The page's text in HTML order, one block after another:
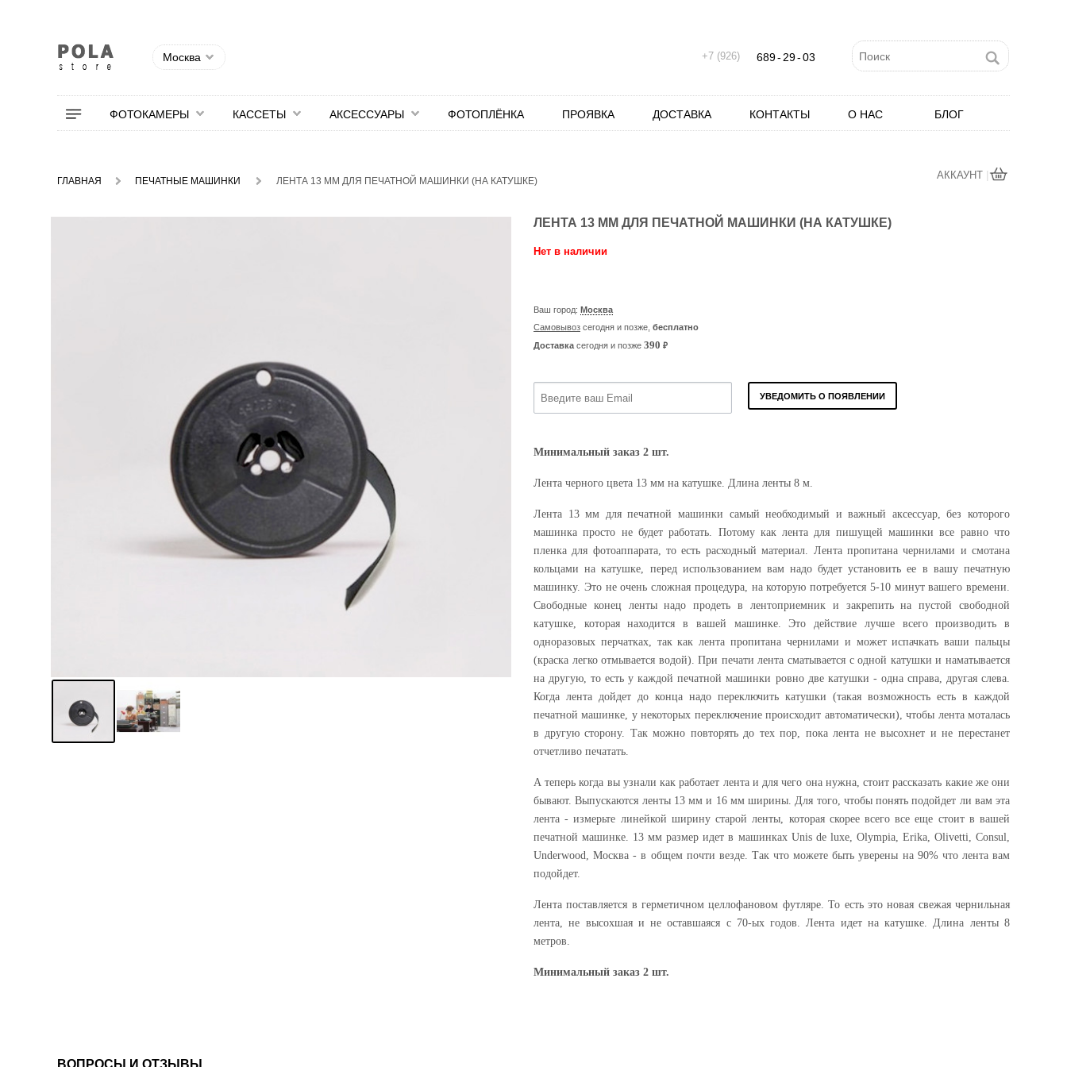
АККАУНТ |
Москва
ФОТОКАМЕРЫ КАССЕТЫ АКСЕССУАРЫ ФОТОПЛЁНКА ПРОЯВКА ДОСТАВКА КОНТАКТЫ О НАС БЛОГ
+7 (926) 689- 29-03
ГЛАВНАЯ ПЕЧАТНЫЕ МАШИНКИ ЛЕНТА 13 ММ ДЛЯ ПЕЧАТНОЙ МАШИНКИ (НА КАТУШКЕ)
ЛЕНТА 13 ММ ДЛЯ ПЕЧАТНОЙ МАШИНКИ (НА КАТУШКЕ)
Нет в наличии
Ваш город: Москва
Самовывоз сегодня и позже, бесплатно
Доставка сегодня и позже 390 ₽
УВЕДОМИТЬ О ПОЯВЛЕНИИ
Минимальный заказ 2 шт.
Лента черного цвета 13 мм на катушке. Длина ленты 8 м.
Лента 13 мм для печатной машинки самый необходимый и важный аксессуар, без которого
машинка просто не будет работать. Потому как лента для пишущей машинки все равно что
пленка для фотоаппарата, то есть расходный материал. Лента пропитана чернилами и смотана
кольцами на катушке, перед использованием вам надо будет установить ее в вашу печатную
машинку. Это не очень сложная процедура, на которую потребуется 5-10 минут вашего времени.
Свободные конец ленты надо продеть в лентоприемник и закрепить на пустой свободной
катушке, которая находится в вашей машинке. Это действие лучше всего производить в
одноразовых перчатках, так как лента пропитана чернилами и может испачкать ваши пальцы
(краска легко отмывается водой). При печати лента сматывается c одной катушки и наматывается
на другую, то есть у каждой печатной машинки ровно две катушки - одна справа, другая слева.
Когда лента дойдет до конца надо переключить катушки (такая возможность есть в каждой
печатной машинке, у некоторых переключение происходит автоматически), чтобы лента моталась
в другую сторону. Так можно повторять до тех пор, пока лента не высохнет и не перестанет
отчетливо печатать.
А теперь когда вы узнали как работает лента и для чего она нужна, стоит рассказать какие же они
бывают. Выпускаются ленты 13 мм и 16 мм ширины. Для того, чтобы понять подойдет ли вам эта
лента - измерьте линейкой ширину старой ленты, которая скорее всего все еще стоит в вашей
печатной машинке. 13 мм размер идет в машинках Unis de luxe, Olympia, Erika, Olivetti, Consul,
Underwood, Москва - в общем почти везде. Так что можете быть уверены на 90% что лента вам
подойдет.
Лента поставляется в герметичном целлофановом футляре. То есть это новая свежая чернильная
лента, не высохшая и не оставшаяся с 70-ых годов. Лента идет на катушке. Длина ленты 8
метров.
Минимальный заказ 2 шт.
ВОПРОСЫ И ОТЗЫВЫ